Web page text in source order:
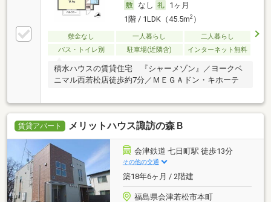
なし
1ヶ月
1階 / 1LDK（45.5m2）
敷金なし 一人暮らし
二人暮らし
バス・トイレ別
駐車場(近隣含) インターネット無料
積水ハウスの賃貸住宅 『シャーメゾン』／ヨークベ
ニマル西若松店徒歩約7分／ＭＥＧＡドン・キホーテ
賃貸アパート メリットハウス諏訪の森Ｂ
会津鉄道 七日町駅 徒歩13分
その他の交通
築18年6ヶ月 / 2階建
福島県会津若松市本町